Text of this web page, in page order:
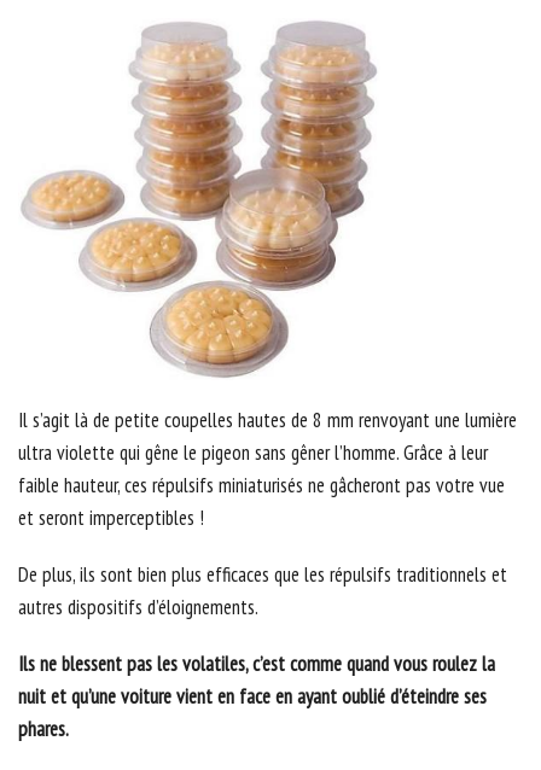
Il s’agit là de petite coupelles hautes de 8 mm renvoyant une lumière
ultra violette qui gêne le pigeon sans gêner l’homme. Grâce à leur
faible hauteur, ces répulsifs miniaturisés ne gâcheront pas votre vue
et seront imperceptibles !
De plus, ils sont bien plus efficaces que les répulsifs traditionnels et
autres dispositifs d’éloignements.
Ils ne blessent pas les volatiles, c’est comme quand vous roulez la
nuit et qu’une voiture vient en face en ayant oublié d’éteindre ses
phares.